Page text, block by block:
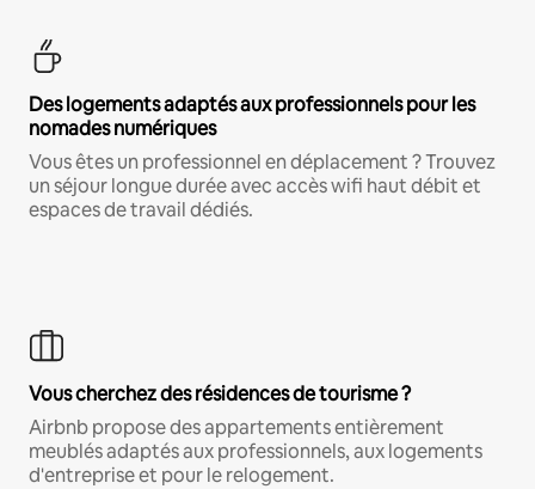
Des logements adaptés aux professionnels pour les
nomades numériques
Vous êtes un professionnel en déplacement ? Trouvez
un séjour longue durée avec accès wifi haut débit et
espaces de travail dédiés.
Vous cherchez des résidences de tourisme ?
Airbnb propose des appartements entièrement
meublés adaptés aux professionnels, aux logements
d'entreprise et pour le relogement.